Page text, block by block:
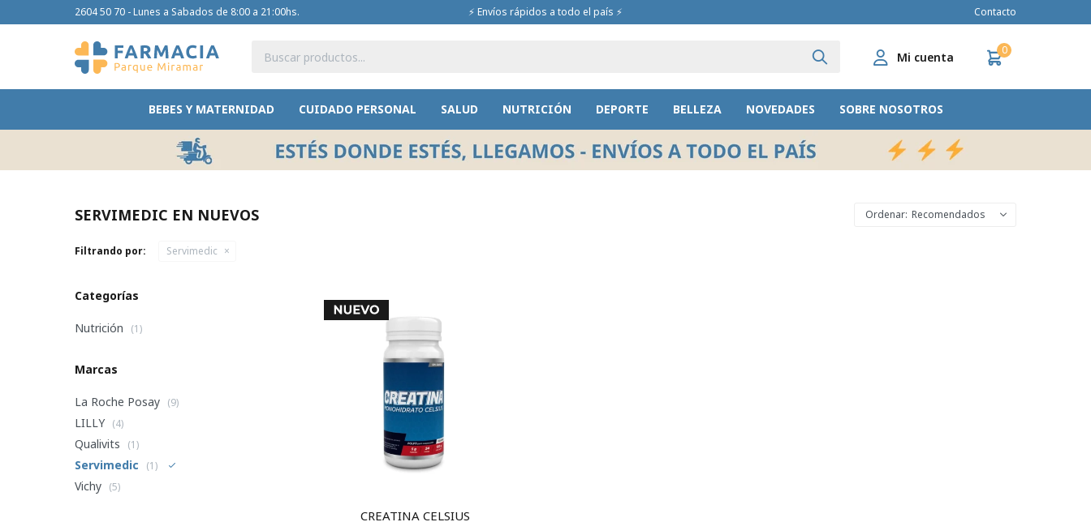
BEBES Y MATERNIDAD CUIDADO PERSONAL SALUD NUTRICIÓN DEPORTE BELLEZA NOVEDADES SOBRE NOSOTROS
0
2604 50 70 - Lunes a Sabados de 8:00 a 21:00hs. ⚡ Envíos rápidos a todo el país ⚡ Contacto
SERVIMEDIC EN NUEVOS Recomendados
Filtrando por: Servimedic
CREATINA CELSIUS
Categorías
Nutrición (1)
Marcas
La Roche Posay (9)
LILLY (4)
Qualivits (1)
Servimedic (1)
Vichy (5)